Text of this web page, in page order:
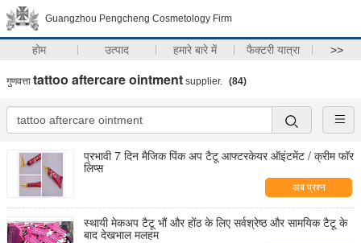
Guangzhou Pengcheng Cosmetology Firm
होम उत्पाद हमारे बारे में फैक्टरी यात्रा >>
गुणवत्ता tattoo aftercare ointment supplier. (84)
प्रभावी 7 दिन मैजिक पिंक अप टैटू आफ्टरकेयर ऑइंटमेंट / क्रीम फॉर
लिप्स
अब प्रश्न
स्थायी मेकअप टैटू भौं और होंठ के लिए सर्वश्रेष्ठ और सामयिक टैटू के
बाद देखभाल मलहम